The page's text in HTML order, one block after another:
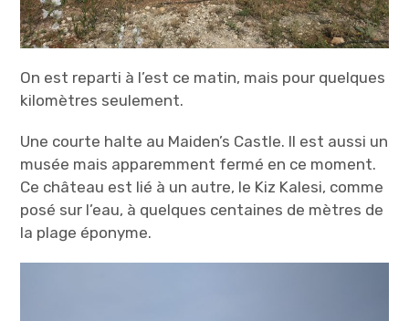
On est reparti à l’est ce matin, mais pour quelques
kilomètres seulement.
Une courte halte au Maiden’s Castle. Il est aussi un
musée mais apparemment fermé en ce moment.
Ce château est lié à un autre, le Kiz Kalesi, comme
posé sur l’eau, à quelques centaines de mètres de
la plage éponyme.